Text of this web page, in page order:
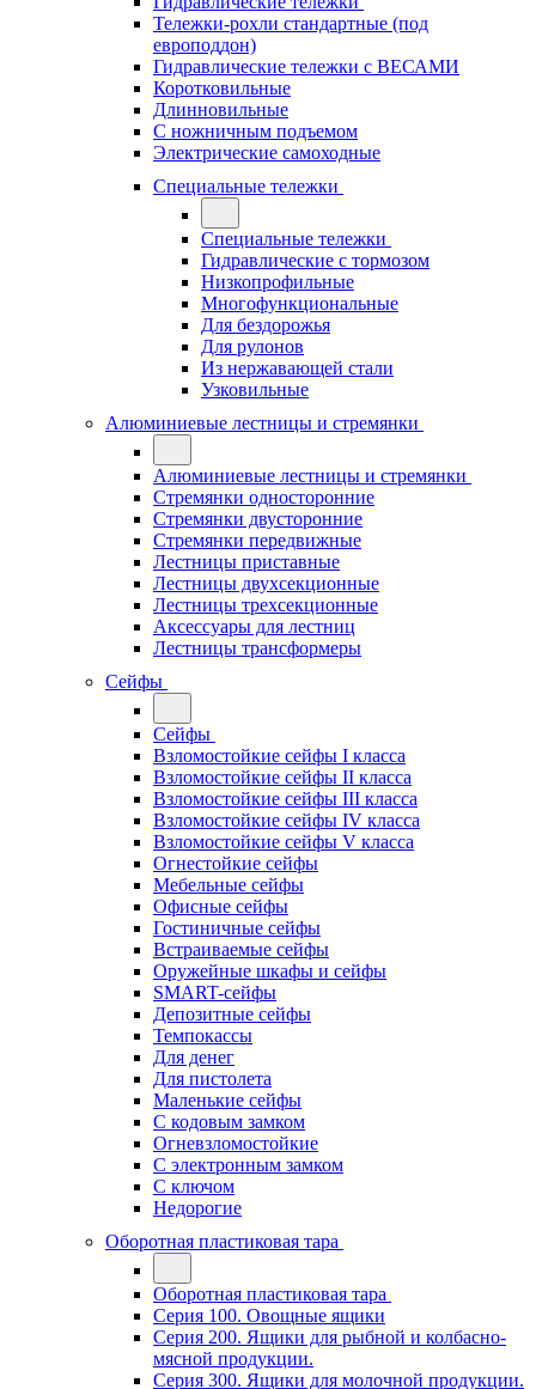
Тележки-рохли стандартные (под
европоддон)
Гидравлические тележки с ВЕСАМИ
Коротковильные
Длинновильные
С ножничным подъемом
Электрические самоходные
Специальные тележки
Специальные тележки
Гидравлические с тормозом
Низкопрофильные
Многофункциональные
Для бездорожья
Для рулонов
Из нержавающей стали
Узковильные
Алюминиевые лестницы и стремянки
Алюминиевые лестницы и стремянки
Стремянки односторонние
Стремянки двусторонние
Стремянки передвижные
Лестницы приставные
Лестницы двухсекционные
Лестницы трехсекционные
Аксессуары для лестниц
Лестницы трансформеры
Сейфы
Сейфы
Взломостойкие сейфы I класса
Взломостойкие сейфы II класса
Взломостойкие сейфы III класса
Взломостойкие сейфы IV класса
Взломостойкие сейфы V класса
Огнестойкие сейфы
Мебельные сейфы
Офисные сейфы
Гостиничные сейфы
Встраиваемые сейфы
Оружейные шкафы и сейфы
SMART-сейфы
Депозитные сейфы
Темпокассы
Для денег
Для пистолета
Маленькие сейфы
С кодовым замком
Огневзломостойкие
С электронным замком
С ключом
Недорогие
Оборотная пластиковая тара
Оборотная пластиковая тара
Серия 100. Овощные ящики
Серия 200. Ящики для рыбной и колбасно-
мясной продукции.
Серия 300. Ящики для молочной продукции.